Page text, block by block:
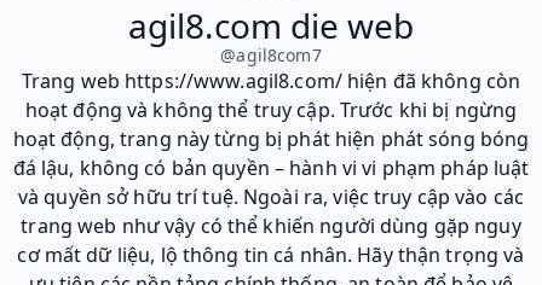
agil8.com die web
@agil8com7
Trang web https://www.agil8.com/ hiện đã không còn
hoạt động và không thể truy cập. Trước khi bị ngừng
hoạt động, trang này từng bị phát hiện phát sóng bóng
đá lậu, không có bản quyền – hành vi vi phạm pháp luật
và quyền sở hữu trí tuệ. Ngoài ra, việc truy cập vào các
trang web như vậy có thể khiến người dùng gặp nguy
cơ mất dữ liệu, lộ thông tin cá nhân. Hãy thận trọng và